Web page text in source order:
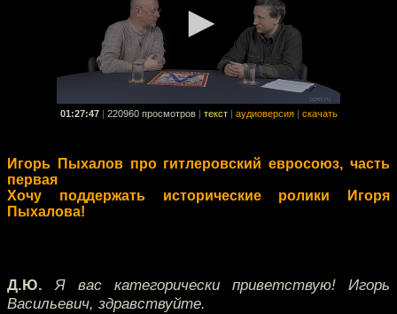
01:27:47 220960 просмотров текст аудиоверсия скачать
Игорь Пыхалов про гитлеровский евросоюз, часть
первая
Хочу поддержать исторические ролики Игоря
Пыхалова!
Д.Ю. Я вас категорически приветствую! Игорь
Васильевич, здравствуйте.